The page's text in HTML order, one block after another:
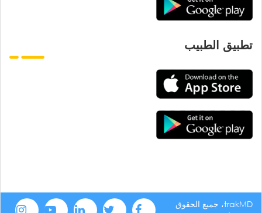
تطبيق الطبيب
trakMD، جميع الحقوق